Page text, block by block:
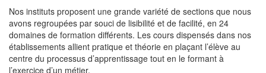
Nos instituts proposent une grande variété de sections que nous
avons regroupées par souci de lisibilité et de facilité, en 24
domaines de formation différents. Les cours dispensés dans nos
établissements allient pratique et théorie en plaçant l’élève au
centre du processus d’apprentissage tout en le formant à
l’exercice d’un métier.